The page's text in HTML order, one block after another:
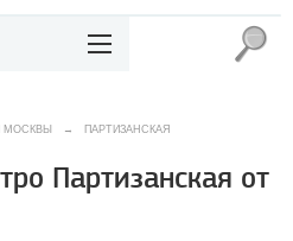
МОСКВЫ → ПАРТИЗАНСКАЯ
Партизанская от